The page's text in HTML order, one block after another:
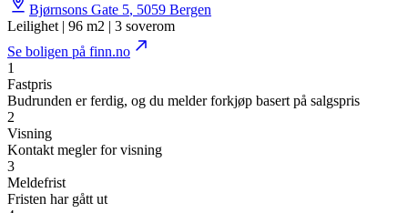
Bjørnsons Gate 5, 5059 Bergen
Leilighet | 96 m2 | 3 soverom
Se boligen på finn.no
1
Fastpris
Budrunden er ferdig, og du melder forkjøp basert på salgspris
2
Visning
Kontakt megler for visning
3
Meldefrist
Fristen har gått ut